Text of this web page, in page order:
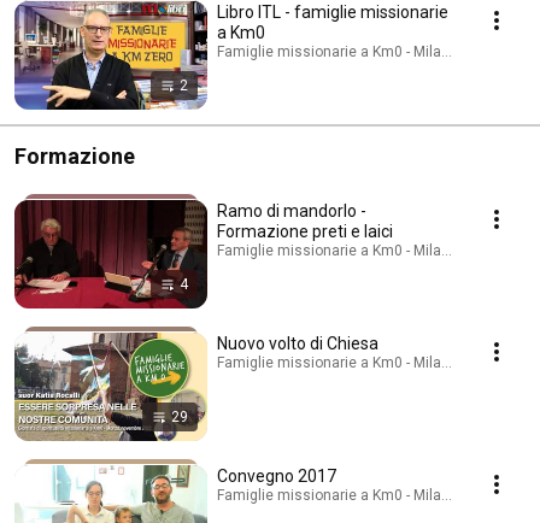
2
Libro ITL - famiglie missionarie
a Km0
Famiglie missionarie a Km0 - Milano · Playlist
Formazione
4
Ramo di mandorlo -
Formazione preti e laici
Famiglie missionarie a Km0 - Milano · Playlist
29
Nuovo volto di Chiesa
Famiglie missionarie a Km0 - Milano · Playlist
Convegno 2017
Famiglie missionarie a Km0 - Milano · Playlist